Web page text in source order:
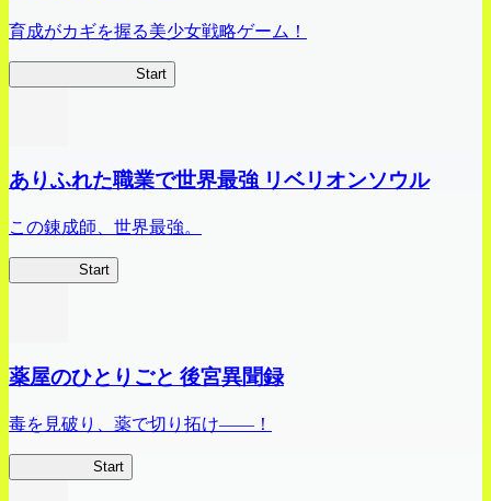
育成がカギを握る美少女戦略ゲーム！
Start
ありふれた職業で世界最強 リベリオンソウル
この錬成師、世界最強。
Start
薬屋のひとりごと 後宮異聞録
毒を見破り、薬で切り拓け――！
Start